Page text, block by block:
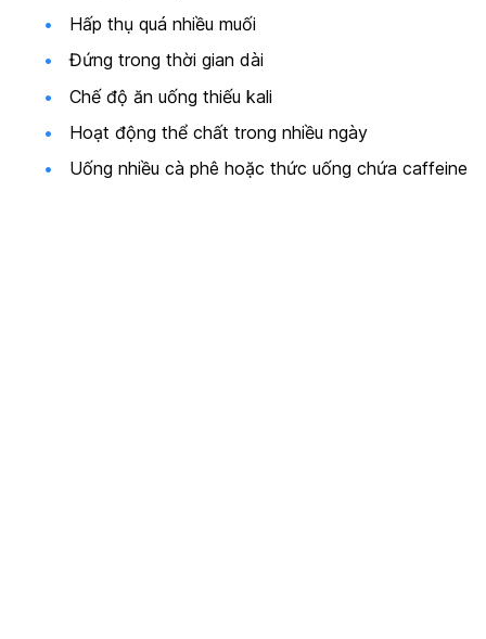
Hấp thụ quá nhiều muối
Đứng trong thời gian dài
Chế độ ăn uống thiếu kali
Hoạt động thể chất trong nhiều ngày
Uống nhiều cà phê hoặc thức uống chứa caffeine